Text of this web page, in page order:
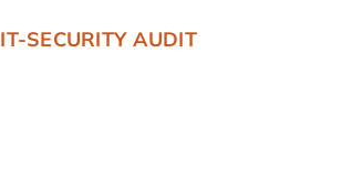
IT-SECURITY AUDIT